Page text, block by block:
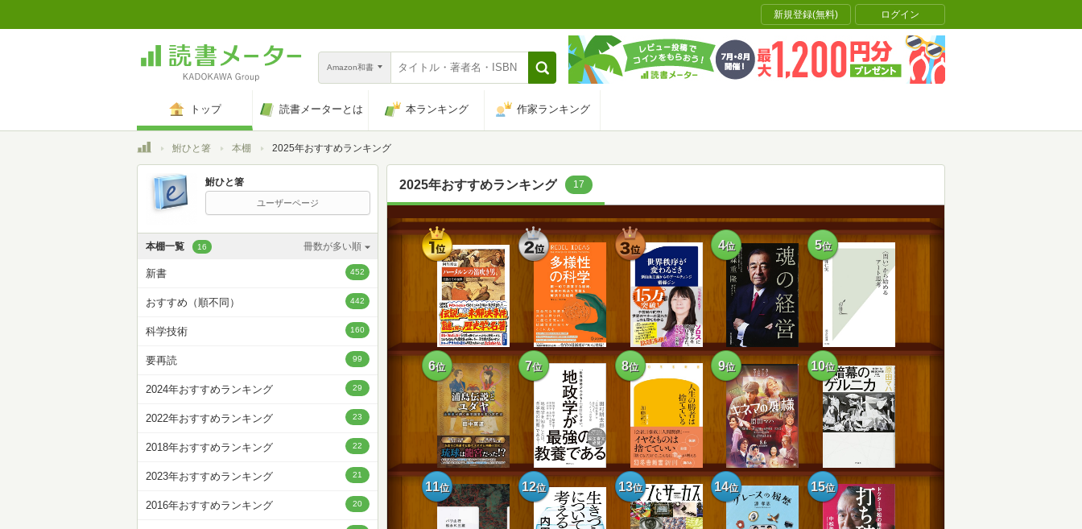
新規登録(無料) ログイン
Amazon和書
トップ 読書メーターとは 本ランキング 作家ランキング
トップ鮒ひと箸 本棚 2025年おすすめランキング
鮒ひと箸
ユーザーページ
本棚一覧 16 冊数が多い順
カスタム順
登録日時が新しい順
登録日時が古い順
冊数が多い順
冊数が少ない順
新書 452
おすすめ（順不同） 442
科学技術 160
要再読 99
2024年おすすめランキング 29
2022年おすすめランキング 23
2018年おすすめランキング 22
2023年おすすめランキング 21
2016年おすすめランキング 20
2025年おすすめランキング 17
1位 2位 3位 4位 5位
6位 7位 8位 9位 10位
11位 12位 13位 14位 15位